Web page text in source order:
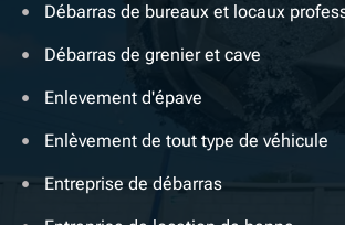
Débarras de bureaux et locaux
Débarras de grenier et cave
Enlevement d'épave
Enlèvement de tout type de véhicule
Entreprise de débarras